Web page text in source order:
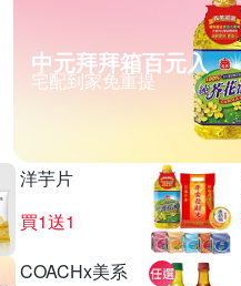
中元拜拜箱百元入
宅配到家免重提
洋芋片
買1送1
COACHx美系